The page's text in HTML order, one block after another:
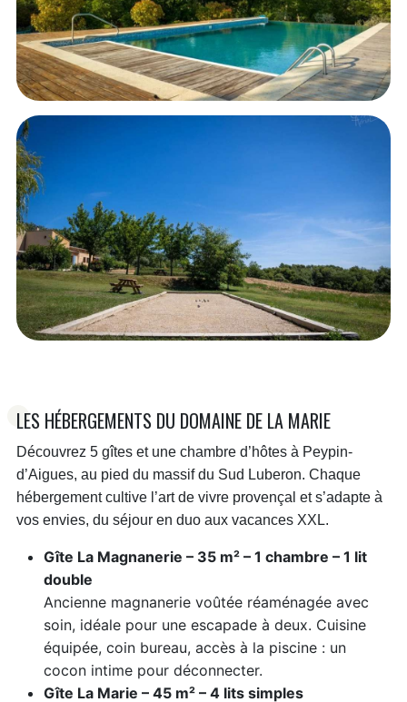
LES HÉBERGEMENTS DU DOMAINE DE LA MARIE
Découvrez 5 gîtes et une chambre d’hôtes à Peypin-
d’Aigues, au pied du massif du Sud Luberon. Chaque
hébergement cultive l’art de vivre provençal et s’adapte à
vos envies, du séjour en duo aux vacances XXL.
Gîte La Magnanerie – 35 m² – 1 chambre – 1 lit
double
Ancienne magnanerie voûtée réaménagée avec
soin, idéale pour une escapade à deux. Cuisine
équipée, coin bureau, accès à la piscine : un
cocon intime pour déconnecter.
Gîte La Marie – 45 m² – 4 lits simples